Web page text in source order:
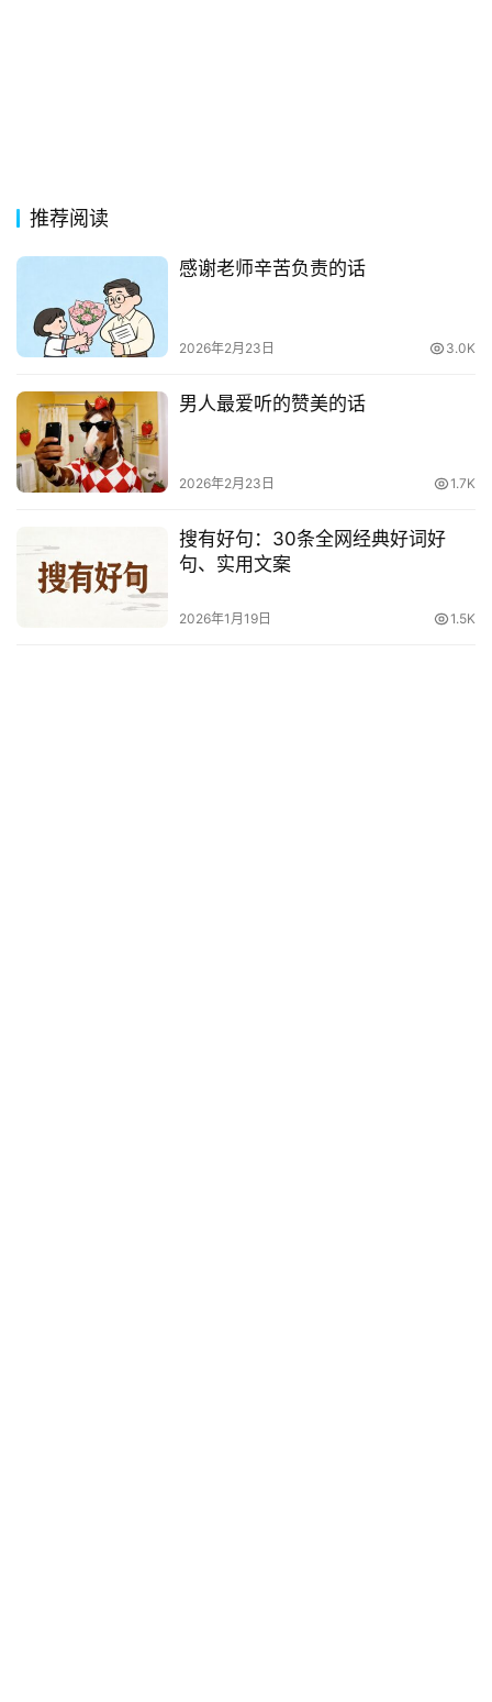
用
贺
网
热
词
电
词
登录
推荐阅读
感谢老师辛苦负责的话
2026年2月23日 3.0K
男人最爱听的赞美的话
2026年2月23日 1.7K
搜有好句：30条全网经典好词好
句、实用文案
2026年1月19日 1.5K